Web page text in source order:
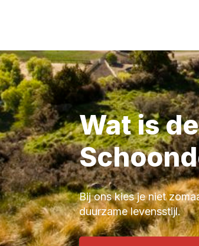
Wat is
Bij ons kies je niet
duurzame levensstijl.